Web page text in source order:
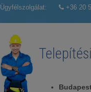
Ügyfélszolgálat: +36 20